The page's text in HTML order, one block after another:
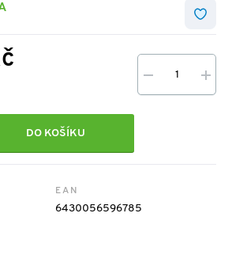
DO KOŠÍKU
EAN
6430056596785